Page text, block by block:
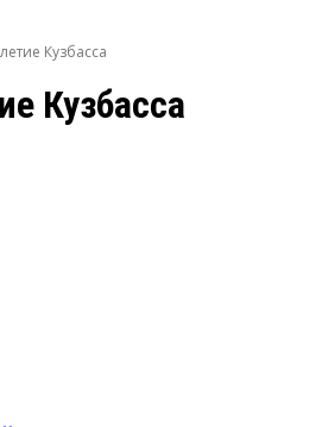
Кузбасса
Кузбасса